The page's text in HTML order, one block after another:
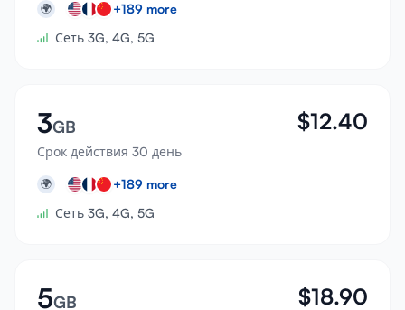
🌍 +189 more
Сеть 3G, 4G, 5G
3GB
Срок действия 30 день
$12.40
🌍 +189 more
Сеть 3G, 4G, 5G
5GB $18.90